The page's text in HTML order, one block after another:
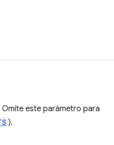
este parámetro para
).